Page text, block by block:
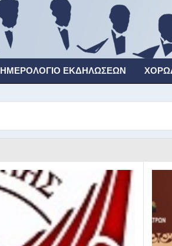
ΗΜΕΡΟΛΌΓΙΟ ΕΚΔΗΛΏΣΕΩΝ